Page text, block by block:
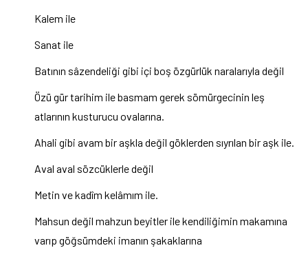
Kalem ile
Sanat ile
Batının sâzendeliği gibi içi boş özgürlük naralarıyla değil
Özü gür tarihim ile basmam gerek sömürgecinin leş
atlarının kusturucu ovalarına.
Ahali gibi avam bir aşkla değil göklerden sıyrılan bir aşk ile.
Aval aval sözcüklerle değil
Metin ve kadîm kelâmım ile.
Mahsun değil mahzun beyitler ile kendiliğimin makamına
varıp göğsümdeki imanın şakaklarına